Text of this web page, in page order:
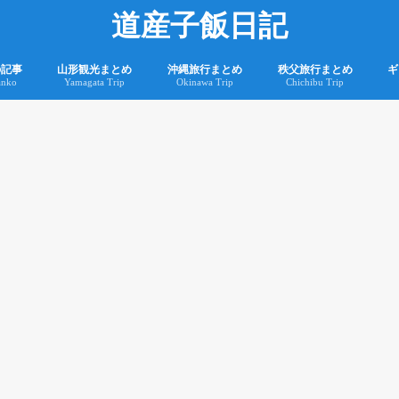
道産子飯日記
事 山形観光まとめ
Yamagata Trip
沖縄旅行まとめ
Okinawa Trip
秩父旅行まとめ
Chichibu Trip